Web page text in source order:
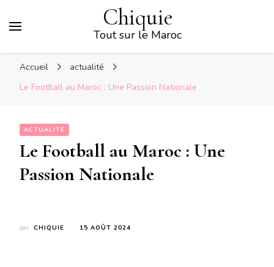
Chiquie
Tout sur le Maroc
Accueil
actualité
Le Football au Maroc : Une Passion Nationale
ACTUALITÉ
Le Football au Maroc : Une
Passion Nationale
par CHIQUIE 15 AOÛT 2024